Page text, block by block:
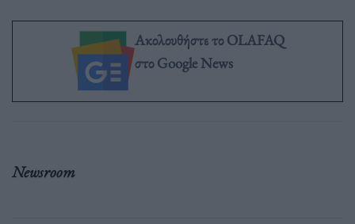
Ακολουθήστε το OLAFAQ
στο Google News
Newsroom